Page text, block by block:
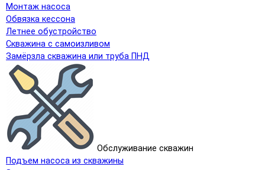
Монтаж насоса
Обвязка кессона
Летнее обустройство
Скважина с самоизливом
Замёрзла скважина или труба ПНД
Обслуживание скважин
Подъем насоса из скважины